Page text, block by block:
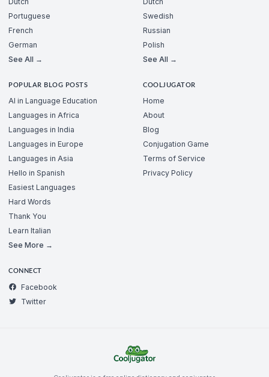
Portuguese
French
German
See All →
Swedish
Russian
Polish
See All →
POPULAR BLOG POSTS
AI in Language Education
Languages in Africa
Languages in India
Languages in Europe
Languages in Asia
Hello in Spanish
Easiest Languages
Hard Words
Thank You
Learn Italian
See More →
COOLJUGATOR
Home
About
Blog
Conjugation Game
Terms of Service
Privacy Policy
CONNECT
Facebook
Twitter